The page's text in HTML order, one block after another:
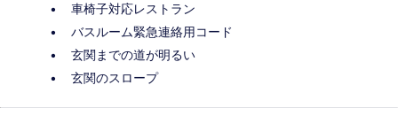
車椅子対応レストラン
バスルーム緊急連絡用コード
玄関までの道が明るい
玄関のスロープ